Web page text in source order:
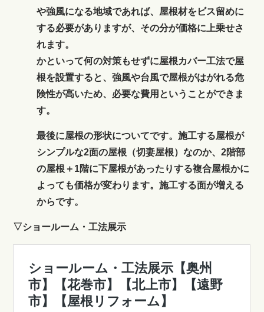
や強風になる地域であれば、屋根材をビス留めに
する必要がありますが、その分が価格に上乗せさ
れます。
かといって何の対策もせずに屋根カバー工法で屋
根を設置すると、強風や台風で屋根がはがれる危
険性が高いため、必要な費用ということができま
す。
最後に屋根の形状についてです。施工する屋根が
シンプルな2面の屋根（切妻屋根）なのか、2階部
の屋根＋1階に下屋根があったりする複合屋根かに
よっても価格が変わります。施工する面が増える
からです。
▽ショールーム・工法展示